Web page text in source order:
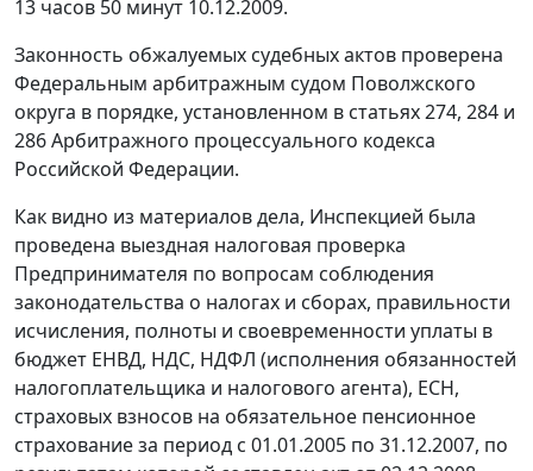
13 часов 50 минут 10.12.2009.
Законность обжалуемых судебных актов проверена
Федеральным арбитражным судом Поволжского
округа в порядке, установленном в статьях 274, 284 и
286Арбитражного процессуального кодекса
Российской Федерации.
Как видно из материалов дела, Инспекцией была
проведена выездная налоговая проверка
Предпринимателя по вопросам соблюдения
законодательства о налогах и сборах, правильности
исчисления, полноты и своевременности уплаты в
бюджет ЕНВД, НДС, НДФЛ (исполнения обязанностей
налогоплательщика и налогового агента), ЕСН,
страховых взносов на обязательное пенсионное
страхование за период с 01.01.2005 по 31.12.2007, по